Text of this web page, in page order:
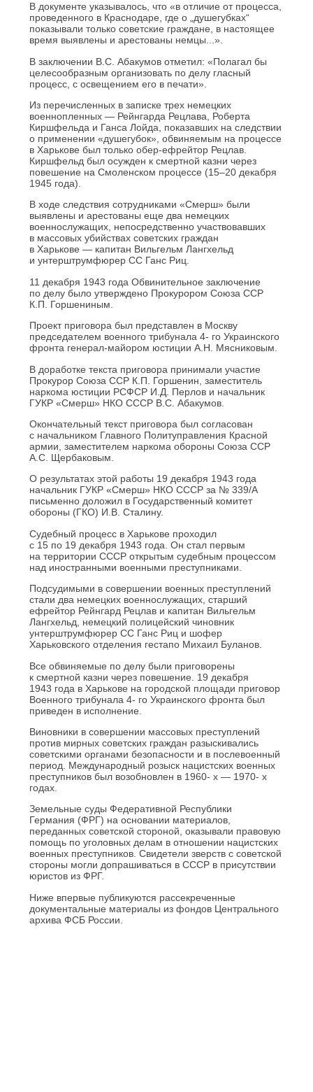
В документе указывалось, что «в отличие от процесса,
проведенного в Краснодаре, где о „душегубках“
показывали только советские граждане, в настоящее
время выявлены и арестованы немцы...».
В заключении В.С. Абакумов отметил: «Полагал бы
целесообразным организовать по делу гласный
процесс, с освещением его в печати».
Из перечисленных в записке трех немецких
военнопленных — Рейнгарда Рецлава, Роберта
Киршфельда и Ганса Лойда, показавших на следствии
о применении «душегубок», обвиняемым на процессе
в Харькове был только обер-ефрейтор Рецлав.
Киршфельд был осужден к смертной казни через
повешение на Смоленском процессе (15–20 декабря
1945 года).
В ходе следствия сотрудниками «Смерш» были
выявлены и арестованы еще два немецких
военнослужащих, непосредственно участвовавших
в массовых убийствах советских граждан
в Харькове — капитан Вильгельм Лангхельд
и унтерштрумфюрер СС Ганс Риц.
11 декабря 1943 года Обвинительное заключение
по делу было утверждено Прокурором Союза ССР
К.П. Горшениным.
Проект приговора был представлен в Москву
председателем военного трибунала 4- го Украинского
фронта генерал-майором юстиции А.Н. Мясниковым.
В доработке текста приговора принимали участие
Прокурор Союза ССР К.П. Горшенин, заместитель
наркома юстиции РСФСР И.Д. Перлов и начальник
ГУКР «Смерш» НКО СССР В.С. Абакумов.
Окончательный текст приговора был согласован
с начальником Главного Политуправления Красной
армии, заместителем наркома обороны Союза ССР
А.С. Щербаковым.
О результатах этой работы 19 декабря 1943 года
начальник ГУКР «Смерш» НКО СССР за № 339/А
письменно доложил в Государственный комитет
обороны (ГКО) И.В. Сталину.
Судебный процесс в Харькове проходил
с 15 по 19 декабря 1943 года. Он стал первым
на территории СССР открытым судебным процессом
над иностранными военными преступниками.
Подсудимыми в совершении военных преступлений
стали два немецких военнослужащих, старший
ефрейтор Рейнгард Рецлав и капитан Вильгельм
Лангхельд, немецкий полицейский чиновник
унтерштрумфюрер СС Ганс Риц и шофер
Харьковского отделения гестапо Михаил Буланов.
Все обвиняемые по делу были приговорены
к смертной казни через повешение. 19 декабря
1943 года в Харькове на городской площади приговор
Военного трибунала 4- го Украинского фронта был
приведен в исполнение.
Виновники в совершении массовых преступлений
против мирных советских граждан разыскивались
советскими органами безопасности и в послевоенный
период. Международный розыск нацистских военных
преступников был возобновлен в 1960- х — 1970- х
годах.
Земельные суды Федеративной Республики
Германия (ФРГ) на основании материалов,
переданных советской стороной, оказывали правовую
помощь по уголовных делам в отношении нацистских
военных преступников. Свидетели зверств с советской
стороны могли допрашиваться в СССР в присутствии
юристов из ФРГ.
Ниже впервые публикуются рассекреченные
документальные материалы из фондов Центрального
архива ФСБ России.